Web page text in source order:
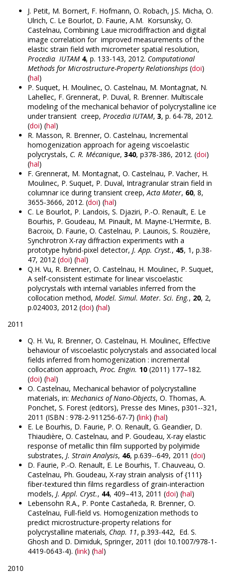
J. Petit, M. Bornert, F. Hofmann, O. Robach, J.S. Micha, O.
Ulrich, C. Le Bourlot, D. Faurie, A.M. Korsunsky, O.
Castelnau, Combining Laue microdiffraction and digital
image correlation for improved measurements of the
elastic strain field with micrometer spatial resolution,
Procedia IUTAM 4, p. 133-143, 2012. Computational
Methods for Microstructure-Property Relationships (doi)
(hal)
P. Suquet, H. Moulinec, O. Castelnau, M. Montagnat, N.
Lahellec, F. Grennerat, P. Duval, R. Brenner. Multiscale
modeling of the mechanical behavior of polycrystalline ice
under transient creep, Procedia IUTAM, 3, p. 64-78, 2012.
(doi) (hal)
R. Masson, R. Brenner, O. Castelnau, Incremental
homogenization approach for ageing viscoelastic
polycrystals, C. R. Mécanique, 340, p378-386, 2012. (doi)
(hal)
F. Grennerat, M. Montagnat, O. Castelnau, P. Vacher, H.
Moulinec, P. Suquet, P. Duval, Intragranular strain field in
columnar ice during transient creep,Acta Mater, 60, 8,
3655-3666, 2012. (doi) (hal)
C. Le Bourlot, P. Landois, S. Djaziri, P.-O. Renault, E. Le
Bourhis, P. Goudeau, M. Pinault, M. Mayne-L’Hermite, B.
Bacroix, D. Faurie, O. Castelnau, P. Launois, S. Rouzière,
Synchrotron X-ray diffraction experiments with a
prototype hybrid-pixel detector, J. App. Cryst., 45, 1, p.38-
47, 2012 (doi) (hal)
Q.H. Vu, R. Brenner, O. Castelnau, H. Moulinec, P. Suquet,
A self-consistent estimate for linear viscoelastic
polycrystals with internal variables inferred from the
collocation method, Model. Simul. Mater. Sci. Eng., 20, 2,
p.024003, 2012 (doi) (hal)
2011
Q. H. Vu, R. Brenner, O. Castelnau, H. Moulinec, Effective
behaviour of viscoelastic polycrystals and associated local
fields inferred from homogenization : incremental
collocation approach, Proc. Engin. 10 (2011) 177–182.
(doi) (hal)
O. Castelnau, Mechanical behavior of polycrystalline
materials, in: Mechanics of Nano-Objects, O. Thomas, A.
Ponchet, S. Forest (editors), Presse des Mines, p301--321,
2011 (ISBN : 978-2-911256-67-7) (link) (hal)
E. Le Bourhis, D. Faurie, P. O. Renault, G. Geandier, D.
Thiaudière, O. Castelnau, and P. Goudeau, X-ray elastic
response of metallic thin film supported by polyimide
substrates, J. Strain Analysis, 46, p.639--649, 2011 (doi)
D. Faurie, P.-O. Renault, E. Le Bourhis, T. Chauveau, O.
Castelnau, Ph. Goudeau, X-ray strain analysis of {111}
fiber-textured thin films regardless of grain-interaction
models, J. Appl. Cryst., 44, 409–413, 2011 (doi) (hal)
Lebensohn R.A., P. Ponte Castañeda, R. Brenner, O.
Castelnau, Full-field vs. Homogenization methods to
predict microstructure-property relations for
polycrystalline materials, Chap. 11, p.393-442, Ed. S.
Ghosh and D. Dimiduk, Springer, 2011 (doi 10.1007/978-1-
4419-0643-4). (link) (hal)
2010